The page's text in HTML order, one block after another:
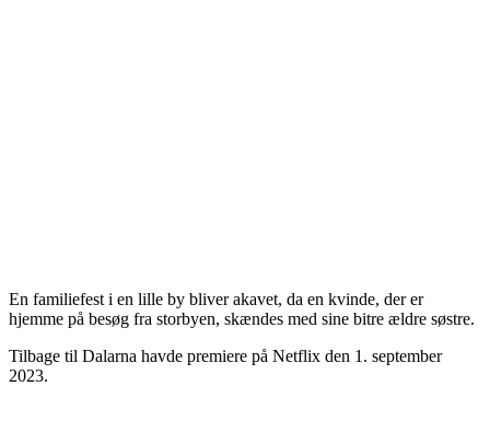
En familiefest i en lille by bliver akavet, da en kvinde, der er
hjemme på besøg fra storbyen, skændes med sine bitre ældre søstre.
Tilbage til Dalarna havde premiere på Netflix den 1. september
2023.